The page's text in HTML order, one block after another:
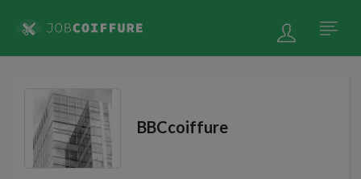
BBCcoiffure